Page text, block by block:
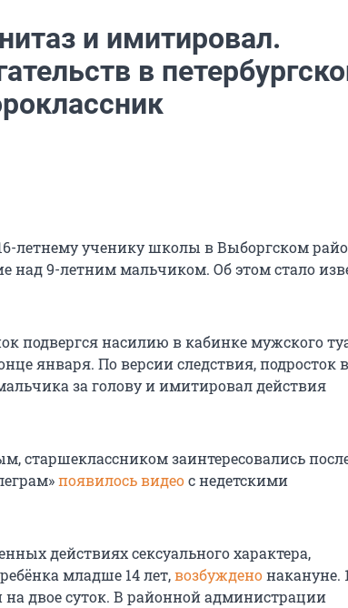
и имитировал.
в
летнему ученику школы в Выборгском
над 9-летним мальчиком. Об этом стало
подвергся насилию в кабинке мужского
января. По версии следствия, подросток
за голову и имитировал действия
старшеклассником заинтересовались
появилось видеос недетскими
действиях сексуального характера,
младше 14 лет,возбужденонакануне.
двое суток. В районной администрации